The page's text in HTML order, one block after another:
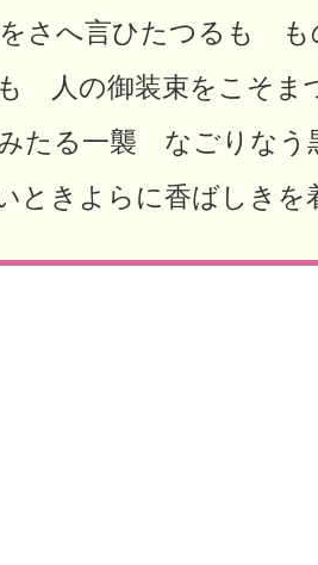
さへ言ひたつるも も
人の御装束をこそ
みたる一襲 なごりな
きよらに香ばしきを